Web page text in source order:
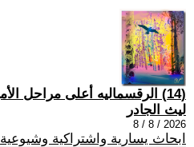
(14) الرقسماليه أعلى مراحل الأمبرياليه... ج١١
ليث الجادر
2026 / 8 / 8
ابحاث يسارية واشتراكية وشيوعية